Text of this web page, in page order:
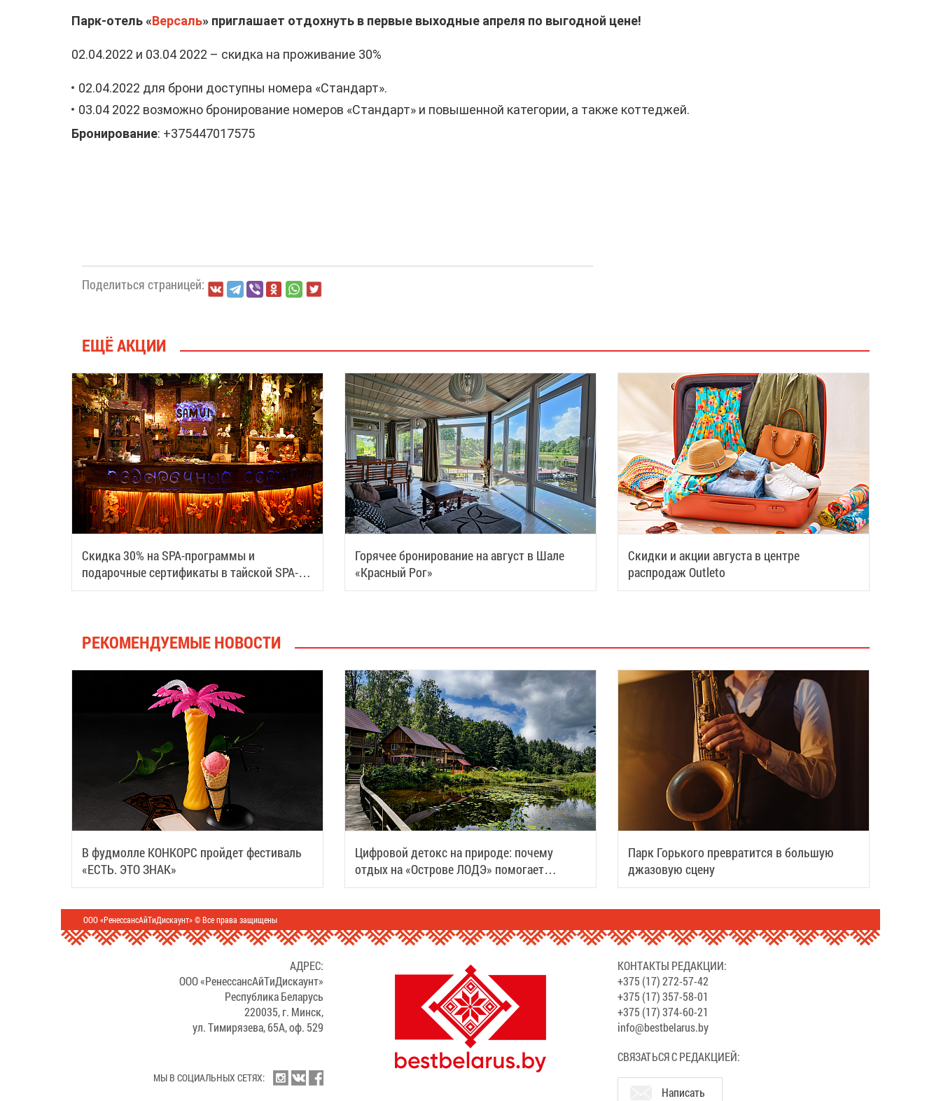
Парк-отель «Версаль» приглашает отдохнуть в первые выходные апреля по выгодной цене!
02.04.2022 и 03.04 2022 – скидка на проживание 30%
02.04.2022 для брони доступны номера «Стандарт».
03.04 2022 возможно бронирование номеров «Стандарт» и повышенной категории, а также коттеджей.
Бронирование: +375447017575
Поделиться страницей:
ЕЩЁ АКЦИИ
Скидка 30% на SPA-программы и
подарочные сертификаты в тайской SPA-
деревне Samui
Горячее бронирование на август в Шале
«Красный Рог»
Скидки и акции августа в центре
распродаж Outleto
РЕКОМЕНДУЕМЫЕ НОВОСТИ
В фудмолле КОНКОРС пройдет фестиваль
«ЕСТЬ. ЭТО ЗНАК»
Цифровой детокс на природе: почему
отдых на «Острове ЛОДЭ» помогает
восстановить силы
Парк Горького превратится в большую
джазовую сцену
ООО «РенессансАйТиДискаунт» © Все права защищены
АДРЕС:
ООО «РенессансАйТиДискаунт»
Республика Беларусь
220035, г. Минск,
ул. Тимирязева, 65А, оф. 529
МЫ В СОЦИАЛЬНЫХ СЕТЯХ:
КОНТАКТЫ РЕДАКЦИИ:
+375 (17) 272-57-42
+375 (17) 357-58-01
+375 (17) 374-60-21
info@bestbelarus.by
СВЯЗАТЬСЯ С РЕДАКЦИЕЙ:
Написать